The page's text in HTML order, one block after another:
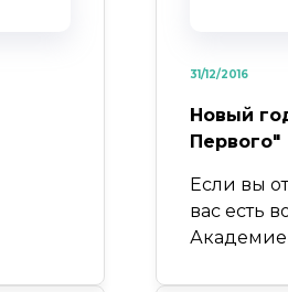
31/12/2016
Новый
Первого"
Если вы
вас есть